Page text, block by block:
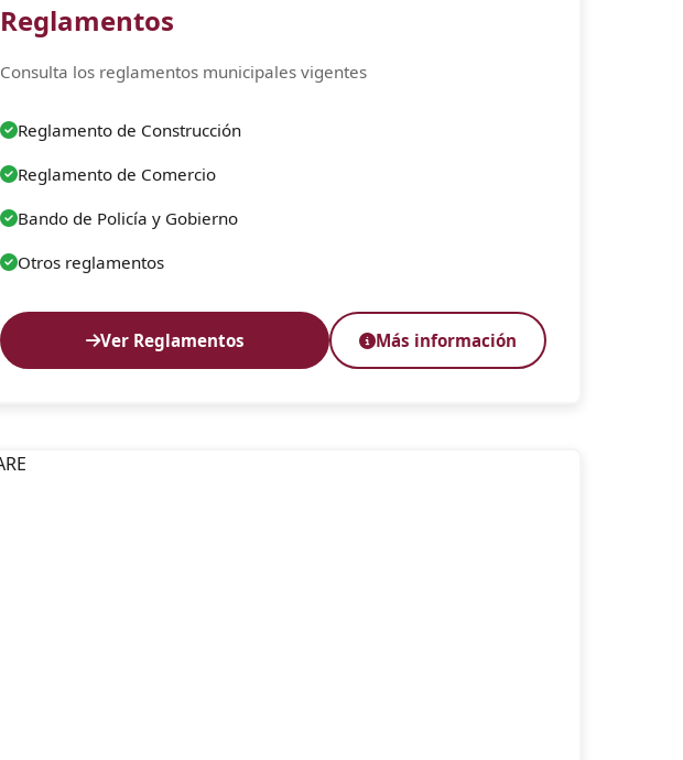
Reglamentos
Consulta los reglamentos municipales vigentes
Reglamento de Construcción
Reglamento de Comercio
Bando de Policía y Gobierno
Otros reglamentos
Ver Reglamentos Más información